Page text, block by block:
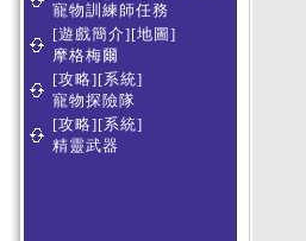
寵物訓練師任務
[遊戲簡介][地圖]
摩格梅爾
[攻略][系統]
寵物探險隊
[攻略][系統]
精靈武器